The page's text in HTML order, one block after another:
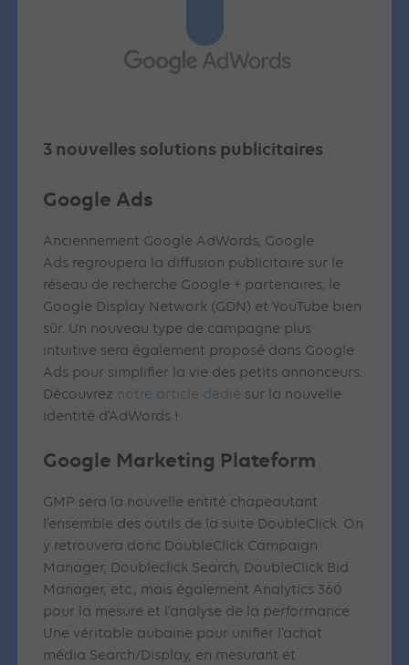
3 nouvelles solutions publicitaires
Google Ads
Anciennement Google AdWords, Google
Ads regroupera la diffusion publicitaire sur le
réseau de recherche Google + partenaires, le
Google Display Network (GDN) et YouTube bien
sûr. Un nouveau type de campagne plus
intuitive sera également proposé dans Google
Ads pour simplifier la vie des petits annonceurs.
Découvrez notre article dédié sur la nouvelle
identité d’AdWords !
Google Marketing Plateform
GMP sera la nouvelle entité chapeautant
l’ensemble des outils de la suite DoubleClick. On
y retrouvera donc DoubleClick Campaign
Manager, Doubleclick Search, DoubleClick Bid
Manager, etc., mais également Analytics 360
pour la mesure et l’analyse de la performance.
Une véritable aubaine pour unifier l’achat
média Search/Display, en mesurant et